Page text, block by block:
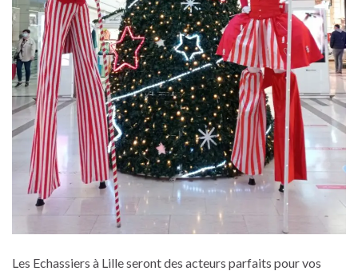
Les Echassiers à Lille seront des acteurs parfaits pour vos